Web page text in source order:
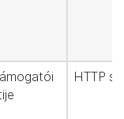
HTTP